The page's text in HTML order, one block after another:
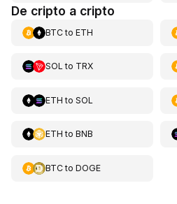
De cripto a cripto
BTCto ETH
SOL to TRX
ETH to SOL
ETH to BNB
BTCto DOGE